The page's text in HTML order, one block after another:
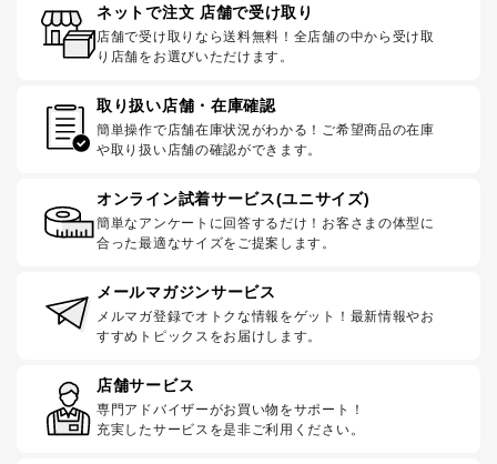
ネットで注文 店舗で受け取り
店舗で受け取りなら送料無料！全店舗の中から受け取
り店舗をお選びいただけます。
取り扱い店舗・在庫確認
簡単操作で店舗在庫状況がわかる！ご希望商品の在庫
や取り扱い店舗の確認ができます。
オンライン試着サービス(ユニサイズ)
簡単なアンケートに回答するだけ！お客さまの体型に
合った最適なサイズをご提案します。
メールマガジンサービス
メルマガ登録でオトクな情報をゲット！最新情報やお
すすめトピックスをお届けします。
店舗サービス
専門アドバイザーがお買い物をサポート！
充実したサービスを是非ご利用ください。